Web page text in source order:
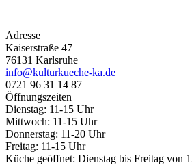
Adresse
Kaiserstraße 47
76131 Karlsruhe
info@kulturkueche-ka.de
0721 96 31 14 87
Öffnungszeiten
Dienstag: 11-15 Uhr
Mittwoch: 11-15 Uhr
Donnerstag: 11-20 Uhr
Freitag: 11-15 Uhr
Küche geöffnet: Dienstag bis Freitag von